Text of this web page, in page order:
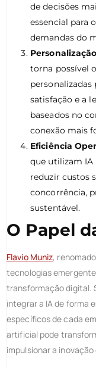
de decisões
essencial para
demandas do
torna possível
personalizadas
satisfação e a
baseados no
conexão mais
Eficiência
que utilizam IA
reduzir custos
concorrência,
sustentável.
O Papel
Flavio Muniz,
tecnologias
transformação digital.
integrar a IA de forma
específicos de cada
artificial pode
impulsionar a